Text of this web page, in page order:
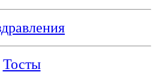
Тосты